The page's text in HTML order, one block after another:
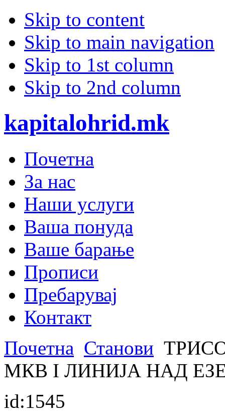
Skip to content
Skip to main navigation
Skip to 1st column
Skip to 2nd column
kapitalohrid.mk
Почетна
За нас
Наши услуги
Ваша понуда
Ваше барање
Прописи
Пребарувај
Контакт
Почетна Станови
МКВ I ЛИНИЈА НАД
id:1545